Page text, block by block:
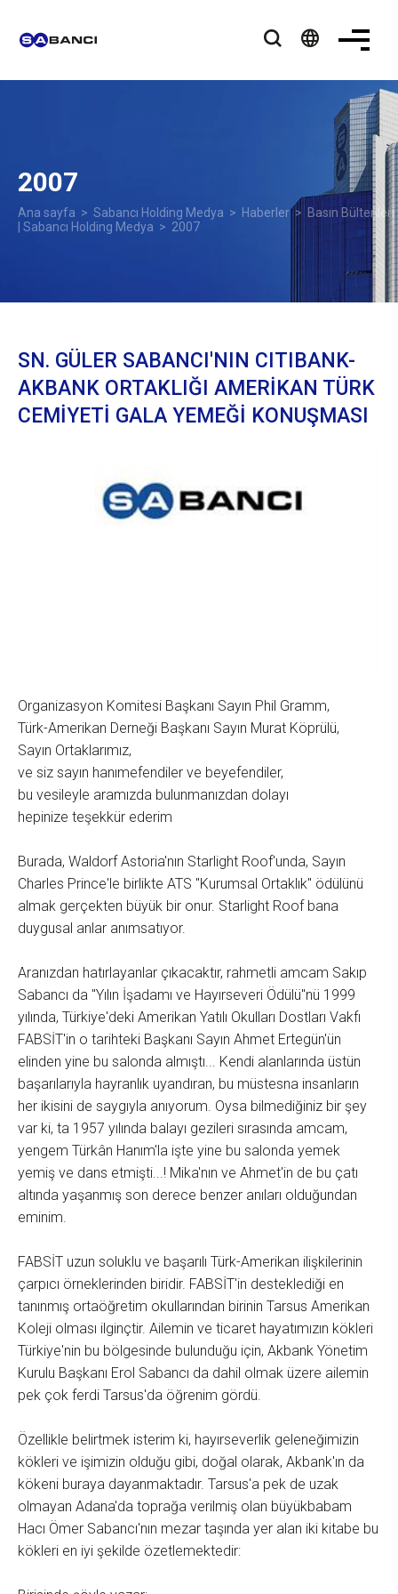
language
2007
Ana sayfa > Sabancı Holding Medya > Haberler> Basın Bültenleri
| Sabancı Holding Medya > 2007
SN. GÜLER SABANCI'NIN CITIBANK-
AKBANK ORTAKLIĞI AMERİKAN TÜRK
CEMİYETİ GALA YEMEĞİ KONUŞMASI
Organizasyon Komitesi Başkanı Sayın Phil Gramm,
Türk-Amerikan Derneği Başkanı Sayın Murat Köprülü,
Sayın Ortaklarımız,
ve siz sayın hanımefendiler ve beyefendiler,
bu vesileyle aramızda bulunmanızdan dolayı
hepinize teşekkür ederim
Burada, Waldorf Astoria'nın Starlight Roof'unda, Sayın
Charles Prince'le birlikte ATS "Kurumsal Ortaklık" ödülünü
almak gerçekten büyük bir onur. Starlight Roof bana
duygusal anlar anımsatıyor.
Aranızdan hatırlayanlar çıkacaktır, rahmetli amcam Sakıp
Sabancı da "Yılın İşadamı ve Hayırseveri Ödülü"nü 1999
yılında, Türkiye'deki Amerikan Yatılı Okulları Dostları Vakfı
FABSİT'in o tarihteki Başkanı Sayın Ahmet Ertegün'ün
elinden yine bu salonda almıştı... Kendi alanlarında üstün
başarılarıyla hayranlık uyandıran, bu müstesna insanların
her ikisini de saygıyla anıyorum. Oysa bilmediğiniz bir şey
var ki, ta 1957 yılında balayı gezileri sırasında amcam,
yengem Türkân Hanım'la işte yine bu salonda yemek
yemiş ve dans etmişti...! Mika'nın ve Ahmet'in de bu çatı
altında yaşanmış son derece benzer anıları olduğundan
eminim.
FABSİT uzun soluklu ve başarılı Türk-Amerikan ilişkilerinin
çarpıcı örneklerinden biridir. FABSİT'in desteklediği en
tanınmış ortaöğretim okullarından birinin Tarsus Amerikan
Koleji olması ilginçtir. Ailemin ve ticaret hayatımızın kökleri
Türkiye'nin bu bölgesinde bulunduğu için, Akbank Yönetim
Kurulu Başkanı Erol Sabancı da dahil olmak üzere ailemin
pek çok ferdi Tarsus'da öğrenim gördü.
Özellikle belirtmek isterim ki, hayırseverlik geleneğimizin
kökleri ve işimizin olduğu gibi, doğal olarak, Akbank'ın da
kökeni buraya dayanmaktadır. Tarsus'a pek de uzak
olmayan Adana'da toprağa verilmiş olan büyükbabam
Hacı Ömer Sabancı'nın mezar taşında yer alan iki kitabe bu
kökleri en iyi şekilde özetlemektedir: